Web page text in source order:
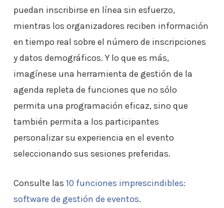
puedan inscribirse en línea sin esfuerzo,
mientras los organizadores reciben información
en tiempo real sobre el número de inscripciones
y datos demográficos. Y lo que es más,
imagínese una herramienta de gestión de la
agenda repleta de funciones que no sólo
permita una programación eficaz, sino que
también permita a los participantes
personalizar su experiencia en el evento
seleccionando sus sesiones preferidas.
Consulte las 10 funciones imprescindibles:
software de gestión de eventos.